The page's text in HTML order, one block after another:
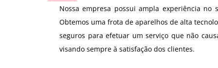
Nossa empresa possui ampla experiência
Obtemos uma frota de aparelhos de alta
seguros para efetuar um serviço que não
visando sempre à satisfação dos clientes.